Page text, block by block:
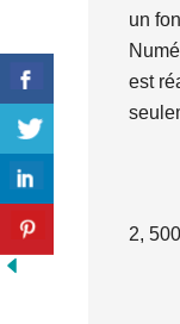
un
est
2,